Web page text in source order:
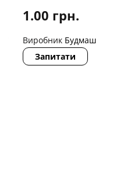
1.00 грн.
Виробник Будмаш
Запитати